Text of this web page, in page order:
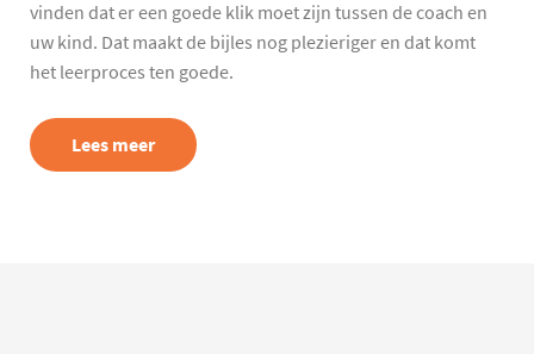
vinden dat er een goede klik moet zijn tussen de coach en
uw kind. Dat maakt de bijles nog plezieriger en dat komt
het leerproces ten goede.
Lees meer